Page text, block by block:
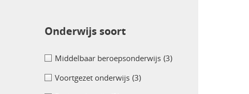
Onderwijs soort
Middelbaar beroepsonderwijs (3)
Voortgezet onderwijs (3)